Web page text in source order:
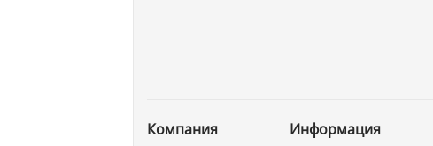
Компания Информация